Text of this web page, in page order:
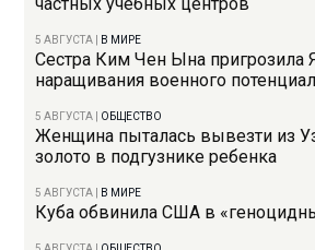
5 АВГУСТА В МИРЕ
Сестра Ким Чен Ына пригрозила
наращивания военного
5 АВГУСТА ОБЩЕСТВО
Женщина пыталась вывезти из
золото в подгузнике ребенка
5 АВГУСТА В МИРЕ
Куба обвинила США в